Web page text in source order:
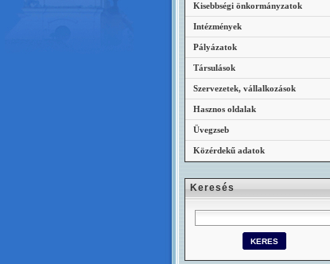
Kisebbségi önkormányzatok
Intézmények
Pályázatok
Társulások
Szervezetek, vállalkozások
Hasznos oldalak
Üvegzseb
Közérdekű adatok
Keresés